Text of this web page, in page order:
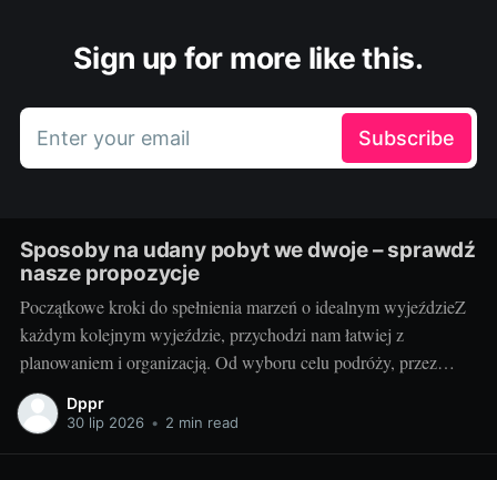
Sign up for more like this.
Enter your email Subscribe
Sposoby na udany pobyt we dwoje – sprawdź
nasze propozycje
Początkowe kroki do spełnienia marzeń o idealnym wyjeździeZ
każdym kolejnym wyjeździe, przychodzi nam łatwiej z
planowaniem i organizacją. Od wyboru celu podróży, przez
znalezienie odpowiedniego transportu, po rezerwację noclegu.
Ale czy kiedykolwiek zastanawialiście się, jak zaplanować
Dppr
30 lip 2026 • 2 min read